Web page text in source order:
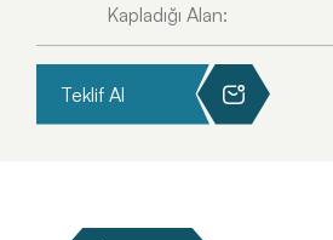
Kapladığı Alan:
Teklif Al